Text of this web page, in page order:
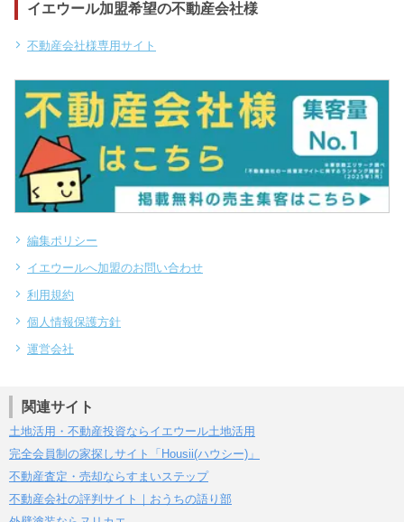
イエウール加盟希望の不動産会社様
不動産会社様専用サイト
編集ポリシー
イエウールへ加盟のお問い合わせ
利用規約
個人情報保護方針
運営会社
関連サイト
土地活用・不動産投資ならイエウール土地活用
完全会員制の家探しサイト「Housii(ハウシー)」
不動産査定・売却ならすまいステップ
不動産会社の評判サイト｜おうちの語り部